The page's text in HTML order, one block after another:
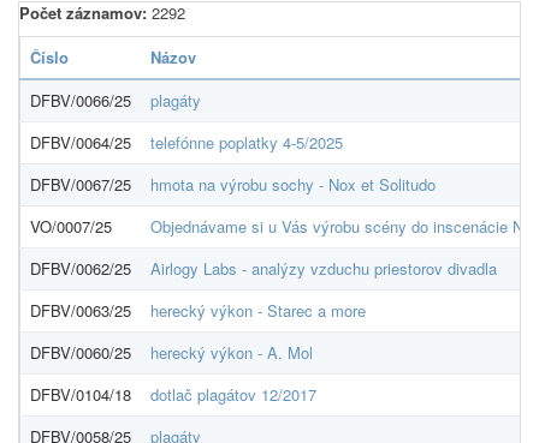
Počet záznamov: 2292
Číslo
Názov
DFBV/0066/25
plagáty
DFBV/0064/25
telefónne poplatky 4-5/2025
DFBV/0067/25
hmota na výrobu sochy - Nox et Solitudo
VO/0007/25
Objednávame si u Vás výrobu scény do inscenácie
DFBV/0062/25
Airlogy Labs - analýzy vzduchu priestorov divadla
DFBV/0063/25
herecký výkon - Starec a more
DFBV/0060/25
herecký výkon - A. Mol
DFBV/0104/18
dotlač plagátov 12/2017
DFBV/0058/25
plagáty